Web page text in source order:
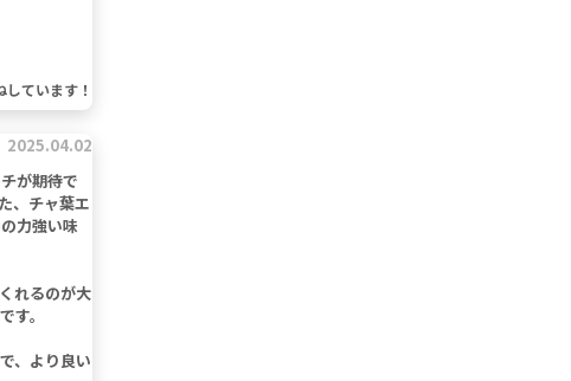
しています！
2025.04.02
が期待で
、チャ葉エ
力強い味
れるのが大
す。
、より良い